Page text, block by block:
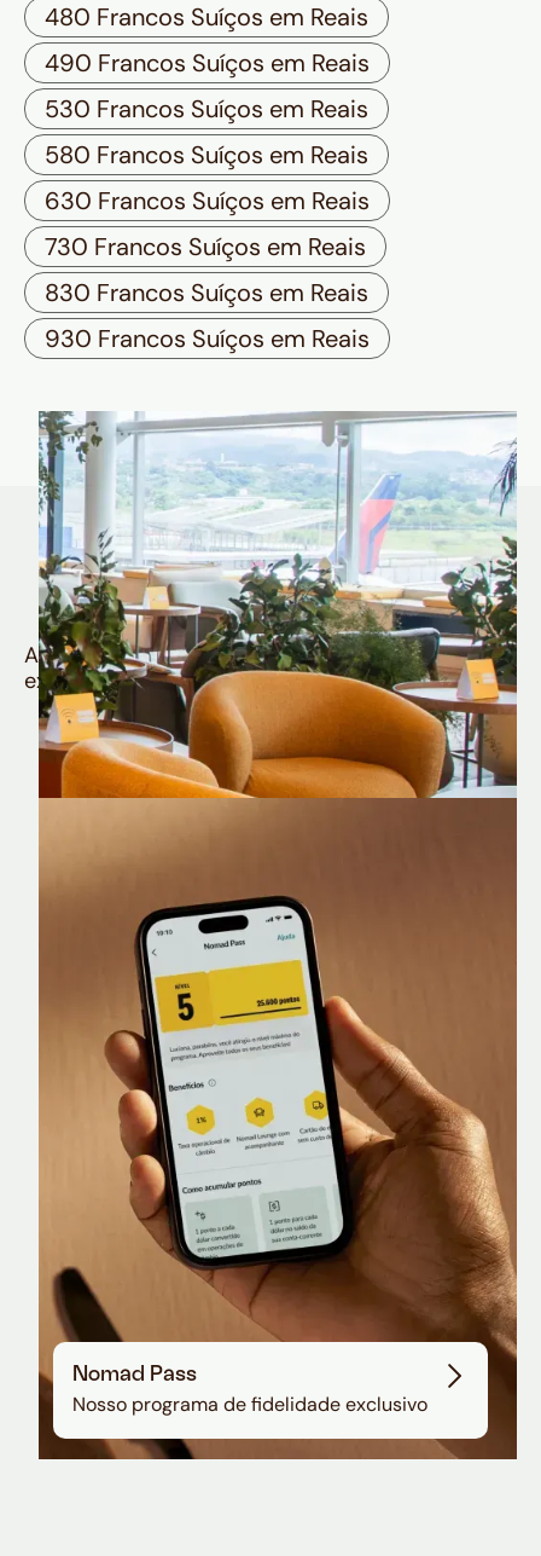
480 Francos Suíços em Reais
490 Francos Suíços em Reais
530 Francos Suíços em Reais
580 Francos Suíços em Reais
630 Francos Suíços em Reais
730 Francos Suíços em Reais
830 Francos Suíços em Reais
930 Francos Suíços em Reais
Quem é Nomad tem
muito mais
Aproveite todos os benefícios e vantagens
exclusivas da sua Conta Internacional
Nomad Lounge
Sala VIP no Aeroporto de Guarulhos
Nomad Pass
Nosso programa de fidelidade exclusivo